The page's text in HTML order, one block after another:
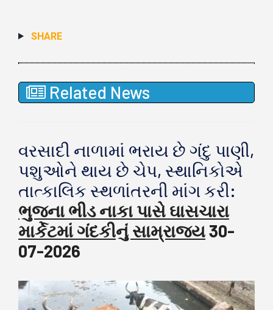
SHARE
Related News
વરસાદી નાળામાં ભરાય છે ગંદુ પાણી,
પશુઓને થાય છે ચેપ, સ્થાનિકોએ
તાત્કાલિક સ્થળાંતરની માંગ કરી:
ભુજના ભીડ નાકા પાસે ઘાસચારા
માર્કેટમાં ગંદકીનું સામ્રાજ્ય30-
07-2026